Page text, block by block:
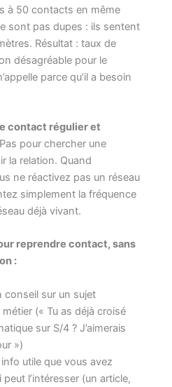
à 50 contacts en même
sont pas dupes : ils sentent
Résultat : taux de
désagréable pour le
parce qu’il a besoin
contact régulier et
Pas pour chercher une
la relation. Quand
ne réactivez pas un réseau
simplement la fréquence
déjà vivant.
reprendre contact, sans
:
conseil sur un sujet
(« Tu as déjà croisé
sur S/4 ? J’aimerais
»)
utile que vous avez
l’intéresser (un article,